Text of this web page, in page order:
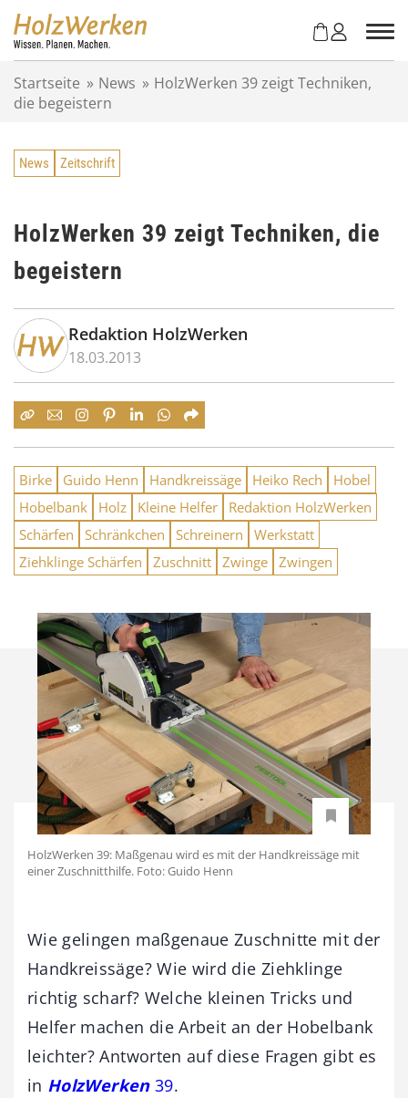
Startseite » News » HolzWerken 39 zeigt Techniken,
die begeistern
News Zeitschrift
HolzWerken 39 zeigt Techniken, die
begeistern
Redaktion HolzWerken
18.03.2013
Birke Guido Henn Handkreissäge Heiko Rech
Hobel
Hobelbank
Holz Kleine Helfer
Redaktion HolzWerken
Schärfen
Schränkchen Schreinern
Werkstatt
Ziehklinge Schärfen
Zuschnitt Zwinge Zwingen
HolzWerken 39: Maßgenau wird es mit der Handkreissäge mit
einer Zuschnitthilfe. Foto: Guido Henn
Wie gelingen maßgenaue Zuschnitte mit der
Handkreissäge? Wie wird die Ziehklinge
richtig scharf? Welche kleinen Tricks und
Helfer machen die Arbeit an der Hobelbank
leichter? Antworten auf diese Fragen gibt es
in HolzWerken39.